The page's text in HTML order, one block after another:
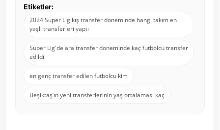
Etiketler:
2024 Süper Lig kış transfer döneminde hangi takım en
yaşlı transferleri yaptı
Süper Lig'de ara transfer döneminde kaç futbolcu transfer
edildi
en genç transfer edilen futbolcu kim
Beşiktaş’ın yeni transferlerinin yaş ortalaması kaç